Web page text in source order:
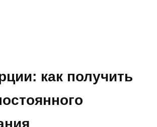
как получить